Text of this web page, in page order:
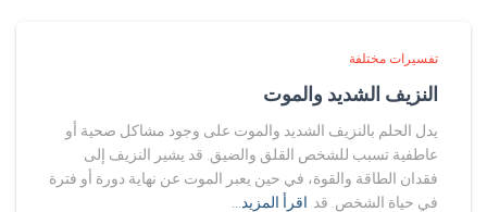
تفسيرات مختلفة
النزيف الشديد والموت
يدل الحلم بالنزيف الشديد والموت على وجود مشاكل صحية أو
عاطفية تسبب للشخص القلق والضيق. قد يشير النزيف إلى
فقدان الطاقة والقوة، في حين يعبر الموت عن نهاية دورة أو فترة
في حياة الشخص. قد اقرأ المزيد…